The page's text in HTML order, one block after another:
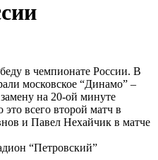
в чемпионате России. В
московское “Динамо” –
на 20-ой минуте
всего второй матч в
и Павел Нехайчик в матче
“Петровский”